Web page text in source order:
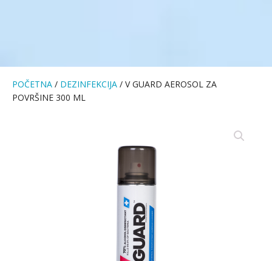
POČETNA / DEZINFEKCIJA / V GUARD AEROSOL ZA
POVRŠINE 300 ML